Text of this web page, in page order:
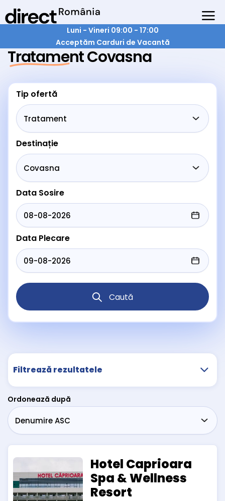
Luni - Vineri 09:00 - 17:00
Acceptăm Carduri de Vacantă
Tratament Covasna
Tip ofertă
Destinație
Data Sosire
Data Plecare
Caută
Filtrează rezultatele
Ordonează după
Hotel Caprioara
Spa & Wellness
Resort